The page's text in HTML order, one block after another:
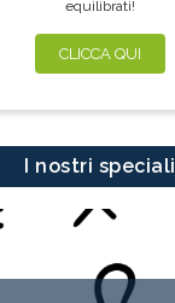
equilibrati!
CLICCA QUI
I nostri speciali